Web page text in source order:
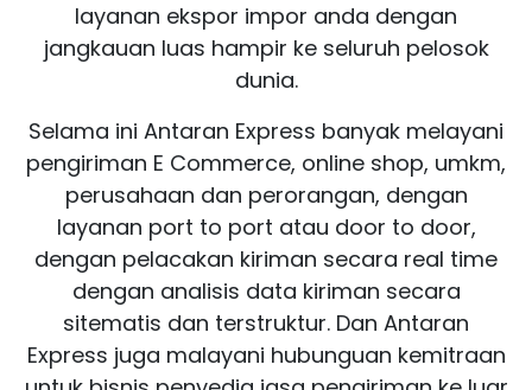
layanan ekspor impor anda dengan
jangkauan luas hampir ke seluruh pelosok
dunia.
Selama ini Antaran Express banyak melayani
pengiriman E Commerce, online shop, umkm,
perusahaan dan perorangan, dengan
layanan port to port atau door to door,
dengan pelacakan kiriman secara real time
dengan analisis data kiriman secara
sitematis dan terstruktur. Dan Antaran
Express juga malayani hubunguan kemitraan